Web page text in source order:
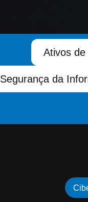
Ativos de
Segurança da